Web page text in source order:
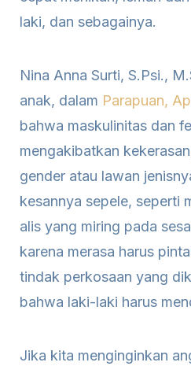
laki, dan sebagainya.
Nina Anna Surti, S.Psi.,
anak, dalam Parapuan,
bahwa maskulinitas dan
mengakibatkan
gender atau lawan
kesannya sepele, seperti
alis yang miring pada
karena merasa harus
tindak perkosaan yang
bahwa laki-laki harus
Jika kita menginginkan